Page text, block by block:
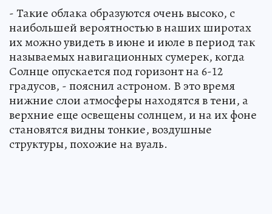
- Такие облака образуются очень высоко, с
наибольшей вероятностью в наших широтах
их можно увидеть в июне и июле в период так
называемых навигационных сумерек, когда
Солнце опускается под горизонт на 6-12
градусов, - пояснил астроном. В это время
нижние слои атмосферы находятся в тени, а
верхние еще освещены солнцем, и на их фоне
становятся видны тонкие, воздушные
структуры, похожие на вуаль.